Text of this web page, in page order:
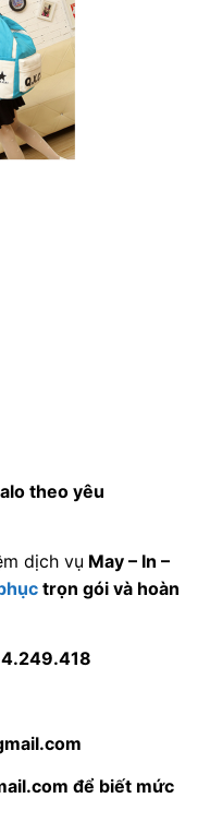
theo yêu
dịch vụ May – In –
trọn gói và hoàn
để biết mức